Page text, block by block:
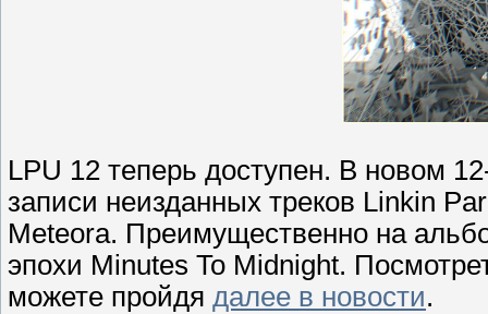
LPU 12 теперь доступен. В новом
записи неизданных треков Linkin
Meteora. Преимущественно на
эпохи Minutes To Midnight.
можете пройдя далее в новости.